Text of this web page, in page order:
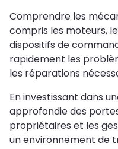
Comprendre les
compris les moteurs,
dispositifs de
rapidement les
les réparations
En investissant dans
approfondie des
propriétaires et les
un environnement de